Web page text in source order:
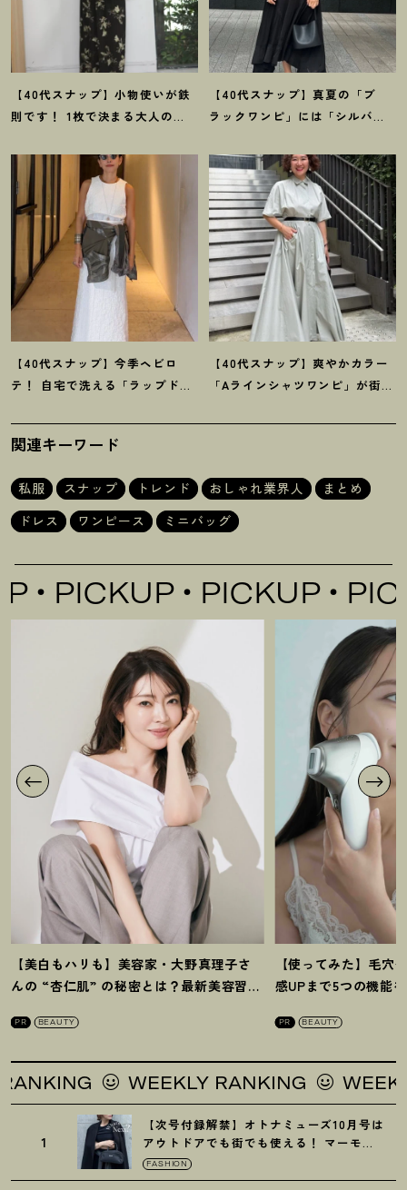
【40代スナップ】小物使いが鉄
則です ！ 1枚で決まる大人の
ん
【40代スナップ】真夏の「ブ
ラックワンピ」には「シルバー
果林さん
【40代スナップ】今季ヘビロ
テ ！
自宅で洗える「ラップドレ
乃婦さん
【40代スナップ】爽やかカラー
「Aラインシャツワンピ」が街で
さん
関連キーワード
私服 スナップ トレンド おしゃれ業界人
まとめ
ドレス
ワンピース ミニバッグ
PICKUP PICKUP
【美白もハリも】美容家・大野真理子さ
んの “杏仁肌” の秘密とは ？ 最新美容習慣
PR BEAUTY
【使ってみた】毛穴
感UPまで5つの機能
PR BEAUTY
WEEKLY RANKING WEEKLY
1
【次号付録解禁】オトナミューズ10月号は
アウトドアでも街でも使える ！ マーモッ
トの黒ショルダー
FASHION